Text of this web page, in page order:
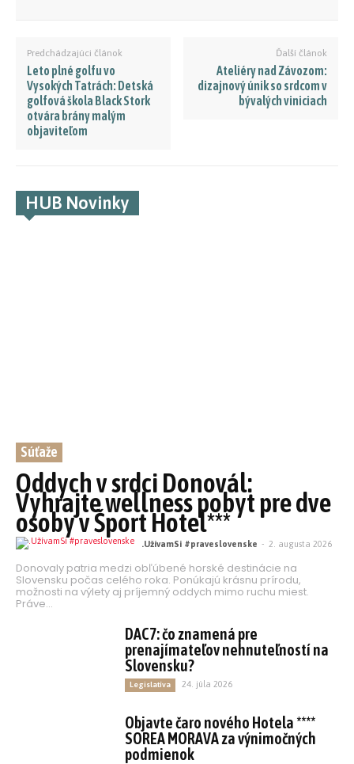
Predchádzajúci článok
Leto plné golfu vo
Vysokých Tatrách: Detská
golfová škola Black Stork
otvára brány malým
objaviteľom
Ďalší článok
Ateliéry nad Závozom:
dizajnový únik so srdcom v
bývalých viniciach
HUB Novinky
Súťaže
Oddych v srdci Donovál:
Vyhrajte wellness pobyt pre dve
osoby v Šport Hotel***
.UžívamSi #praveslovenske - 2. augusta 2026
Donovaly patria medzi obľúbené horské destinácie na
Slovensku počas celého roka. Ponúkajú krásnu prírodu,
možnosti na výlety aj príjemný oddych mimo ruchu miest.
Práve...
DAC7: čo znamená pre
prenajímateľov nehnuteľností na
Slovensku?
Legislatíva 24. júla 2026
Objavte čaro nového Hotela ****
SOREA MORAVA za výnimočných
podmienok